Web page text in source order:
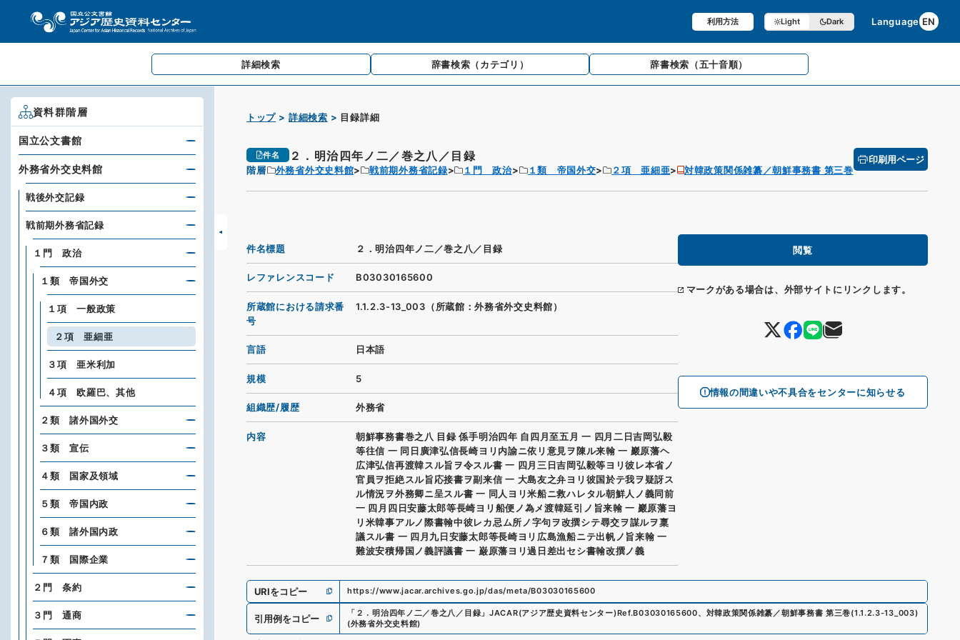
利用方法 Light Dark Language EN
詳細検索 辞書検索 （カテゴリ） 辞書検索 （五十音順）
トップ 詳細検索 目録詳細
件名 ２．明治四年ノ二／巻之八／目録
階層 外務省外交史料館 戦前期外務省記録 １門 政治 １類 帝国外交 ２項 亜細亜 対韓政策関係雑纂／朝鮮事務書 第三巻
印刷用ページ
閲覧
マークがある場合は、外部サイトにリンクします。
情報の間違いや不具合をセンターに知らせる
件名標題 ２．明治四年ノ二／巻之八／目録
レファレンスコード B03030165600
所蔵館における請求番
号
1.1.2.3-13_003（所蔵館：外務省外交史料館）
言語 日本語
規模 5
組織歴/履歴 外務省
内容
朝鮮事務書巻之八 目録 係手明治四年 自四月至五月 一 四月二日吉岡弘毅
等往信 一 同日廣津弘信長崎ヨリ内諭ニ依リ意見ヲ陳ル来翰 一 巖原藩ヘ
広津弘信再渡韓スル旨ヲ令スル書 一 四月三日吉岡弘毅等ヨリ彼レ本省ノ
官員ヲ拒絶スル旨応接書ヲ副来信 一 大島友之弁ヨリ彼国於テ我ヲ疑訝ス
ル情況ヲ外務卿ニ呈スル書 一 同人ヨリ米船ニ救ハレタル朝鮮人ノ義同前
一 四月四日安藤太郎等長崎ヨリ船便ノ為メ渡韓延引ノ旨来翰 一 巖原藩ヨ
リ米韓事アルノ際書翰中彼レカ忌ム所ノ字句ヲ改撰シテ尋交ヲ謀ルヲ稟
議スル書 一 四月九日安藤太郎等長崎ヨリ広島漁船ニテ出帆ノ旨来翰 一
難波安積帰国ノ義評議書 一 巌原藩ヨリ過日差出セシ書翰改撰ノ義
URIをコピー https://www.jacar.archives.go.jp/das/meta/B03030165600
引用例をコピー 「 ２．明治四年ノ二／巻之八／目録 」 JACAR(アジア歴史資料センター)Ref.B03030165600、 対韓政策関係雑纂／朝鮮事務書 第三巻(1.1.2.3-13_003)
(外務省外交史料館)
資料群階層
国立公文書館
外務省外交史料館
戦後外交記録
戦前期外務省記録
１門 政治
１類 帝国外交
１項 一般政策
２項 亜細亜
３項 亜米利加
４項 欧羅巴、其他
２類 諸外国外交
３類 宣伝
４類 国家及領域
５類 帝国内政
６類 諸外国内政
７類 国際企業
２門 条約
３門 通商